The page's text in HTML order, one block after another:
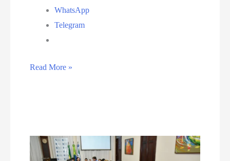
WhatsApp
Telegram
Bombeiros
ocorrências
na
Read More »